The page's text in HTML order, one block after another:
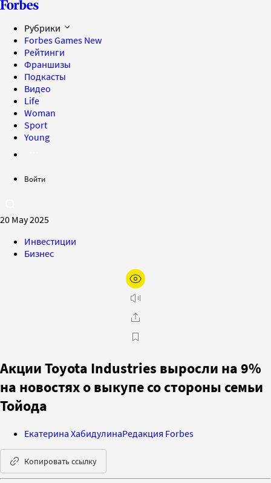
Рубрики
Forbes Games New
Рейтинги
Франшизы
Подкасты
Видео
Life
Woman
Sport
Young
Войти
20 May 2025
Инвестиции
Бизнес
Акции Toyota Industries выросли на 9%
на новостях о выкупе со стороны семьи
Тойода
Екатерина ХабидулинаРедакция Forbes
Копировать ссылку